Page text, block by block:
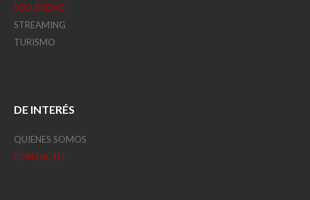
SEGURIDAD
STREAMING
TURISMO
DE INTERÉS
QUIENES SOMOS
CONTACTO